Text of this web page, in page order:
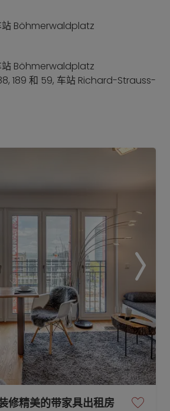
站 Böhmerwaldplatz
站 Böhmerwaldplatz
189 和 59, 车站 Richard-Strauss-
修精美的带家具出租房